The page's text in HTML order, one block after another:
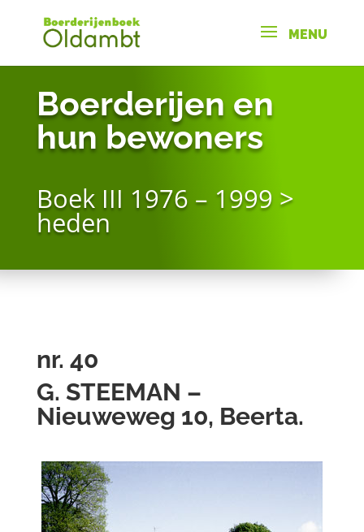
Boerderijen en
hun bewoners
Boek III 1976 – 1999 >
heden
nr. 40
G. STEEMAN –
Nieuweweg 10, Beerta.